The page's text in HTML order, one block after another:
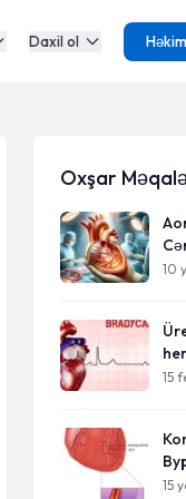
Daxil ol
Oxşar
10
15
15